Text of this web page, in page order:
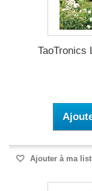
TaoTronics
Ajouter à ma